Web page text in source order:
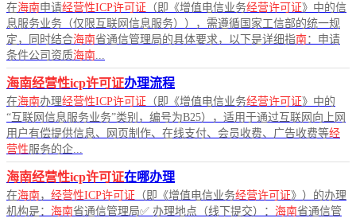
在海南申请经营性ICP许可证 （即《增值电信业务经营许可证》中的信
息服务业务（仅限互联网信息服务）），需遵循国家工信部的统一规
定，同时结合海南省通信管理局的具体要求，以下是详细指南：申请
条件公司资质海南
海南经营性icp许可证办理流程
在海南办理经营性ICP许可证 （即《增值电信业务经营许可证》中的
“互联网信息服务业务”类别，编号为B25），适用于通过互联网向上网
用户有偿提供信息、网页制作、在线支付、会员收费、广告收费等经
营性服务的企...
海南经营性icp许可证在哪办理
在海南， 经营性ICP许可证 （即《增值电信业务经营许可证》）的办理
机构是： 海南省通信管理局✅ 办理地点（线下提交）： 海南省通信管